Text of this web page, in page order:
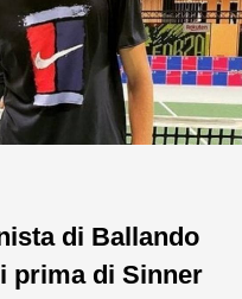
di Ballando
prima di Sinner